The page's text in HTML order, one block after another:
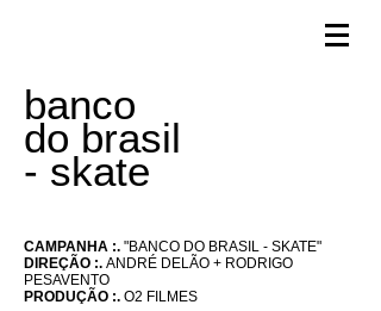
banco
do brasil
- skate
CAMPANHA :. "BANCO DO BRASIL - SKATE"
DIREÇÃO :. ANDRÉ DELÃO + RODRIGO
PESAVENTO
PRODUÇÃO :. O2 FILMES